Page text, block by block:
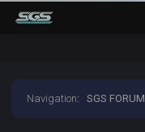
Navigation:SGS FORUM